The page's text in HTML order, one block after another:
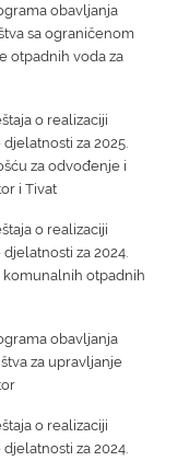
obavljanja
sa ograničenom
otpadnih voda za
o realizaciji
za 2025.
za odvođenje i
i Tivat
o realizaciji
za 2024.
komunalnih otpadnih
obavljanja
za upravljanje
o realizaciji
za 2024.